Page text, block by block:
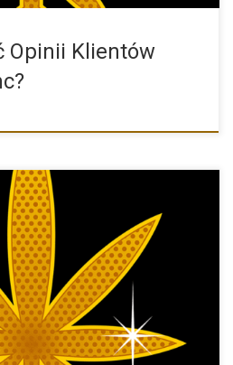
Opinii Klientów
2005 roku. Od samego początku